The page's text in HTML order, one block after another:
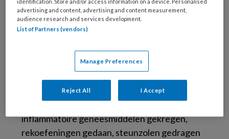
Behandelingen hielpen niet
Griekse artsen beschrijven in het
wetenschappelijke tijdschriftCureus
van een 32-jarige vrouw met pijnlijke
knobbeltjes aan de binnenzijde van haar
linkervoet, die al zes maanden aanwezig waren.
Ze had als therapie al niet-steroïde anti-
inflammatoire geneesmiddelen gekregen,
rekoefeningen gedaan, steunzolen gedragen
advertising and content, advertising and content measurement,
audience research and services development.
List of Partners (vendors)
Manage Preferences
Reject All I Accept